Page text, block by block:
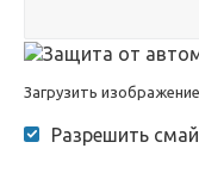
Загрузить изображение
Разрешить